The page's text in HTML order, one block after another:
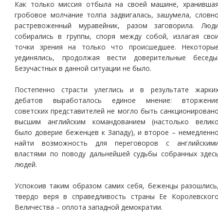
Как только миссия отбыла на своей машине,
гробовое молчание толпа задвигалась, зашумела,
растревоженный муравейник, разом заговорила.
собирались в группы, споря между собой, излагая
точки зрения на только что происшедшее.
уединялись, продолжая вести доверительные
Безучастных в данной ситуации не было.
Постепенно страсти улеглись и в результате
дебатов выработалось единое мнение:
советских представителей не могло быть
высшим английским командованием (настолько
было доверие беженцев к Западу), и второе –
найти возможность для переговоров с
властями по поводу дальнейшей судьбы собранных
людей.
Успокоив таким образом самих себя, беженцы
твердо веря в справедливость страны Ее
Величества – оплота западной демократии.